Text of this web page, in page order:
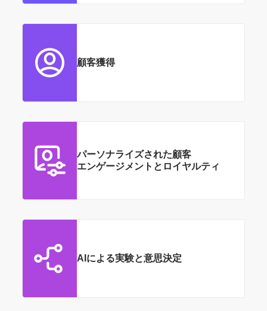
顧客獲得
パーソナライズされた顧客
エンゲージメントと ロイヤルティ
AIによる実験と意思決定